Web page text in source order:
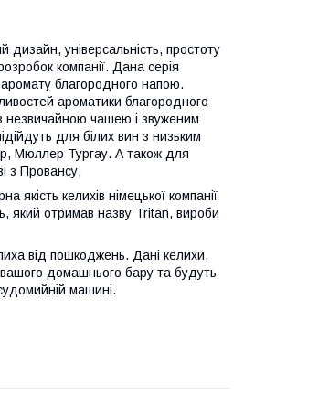
універсальність, простоту
компанії. Дана серія
благородного напою.
ароматики благородного
незвичайною чашею і звуженим
для білих вин з низьким
Мюллер Тургау. А також для
з Провансу.
якість келихів німецької компанії
який отримав назву Tritan, вироби
від пошкоджень. Дані келихи,
домашнього бару та будуть
машині.